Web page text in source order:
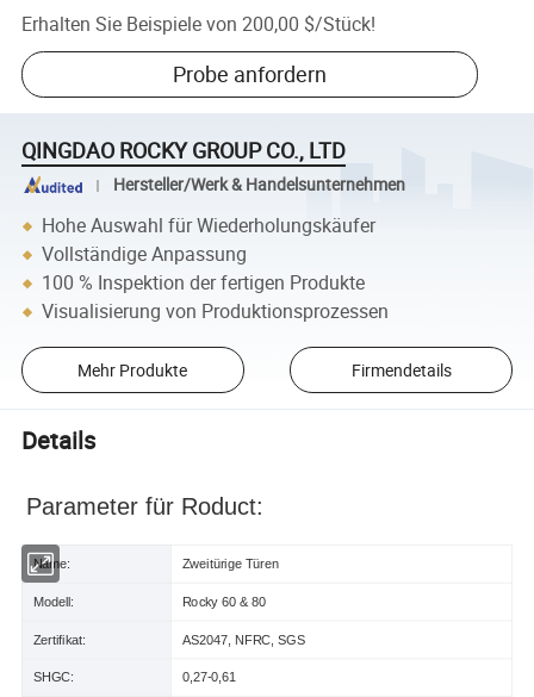
Erhalten Sie Beispiele von 200,00 $/Stück!
Probe anfordern
QINGDAO ROCKY GROUP CO., LTD
Hersteller/Werk & Handelsunternehmen
Hohe Auswahl für Wiederholungskäufer
Vollständige Anpassung
100 % Inspektion der fertigen Produkte
Visualisierung von Produktionsprozessen
Mehr Produkte Firmendetails
Details
Parameter für Roduct:
Name: Zweitürige Türen
Modell: Rocky 60 & 80
Zertifikat: AS2047, NFRC, SGS
SHGC: 0,27-0,61